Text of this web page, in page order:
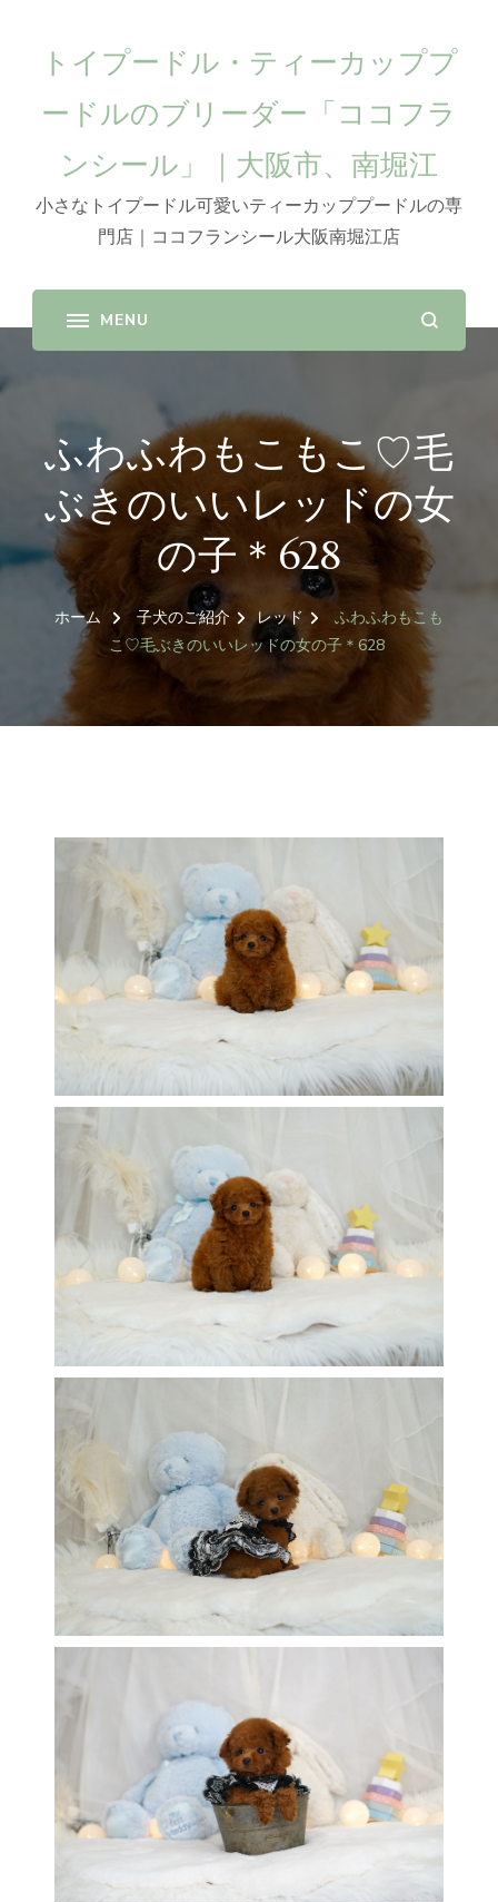
トイプードル・ティーカッププ
ードルのブリーダー「ココフラ
ンシール」｜大阪市、南堀江
小さなトイプードル可愛いティーカッププードルの専
門店｜ココフランシール大阪南堀江店
ふわふわもこもこ♡毛
ぶきのいいレッドの女
の子＊628
ホーム 子犬のご紹介 レッド
ふわふわもこも
こ♡毛ぶきのいいレッドの女の子＊628
トイプードル